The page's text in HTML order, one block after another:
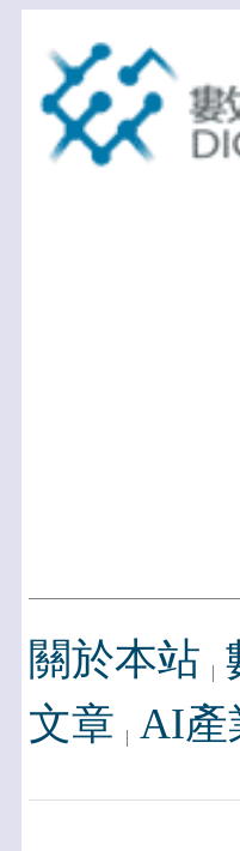
關於本站
文章 AI產